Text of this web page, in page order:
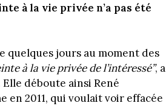
à la vie privée n’a pas été
quelques jours au moment des
à la vie privée de l’intéressé”, a
Elle déboute ainsi René
en 2011, qui voulait voir effacée